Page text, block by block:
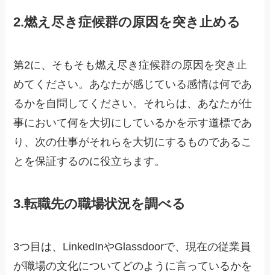
2.燃え尽き症候群の原因を突き止める
第2に、そもそも燃え尽き症候群の原因を突き止
めてください。あなたが感じている感情は何であ
るかを自問してください。それらは、あなたが仕
事において何を大切にしているかを示す道標であ
り、次の仕事がそれらを大切にするものであるこ
とを保証するのに役立ちます。
3.転職先の職場状況を調べる
3つ目は、LinkedInやGlassdoorで、現在の従業員
が職場の文化についてどのように言っているかを